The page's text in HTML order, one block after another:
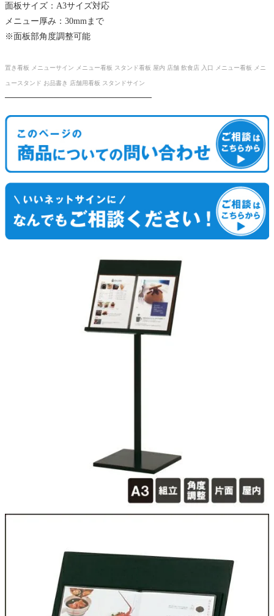
面板サイズ：A3サイズ対応
メニュー厚み：30mmまで
※面板部角度調整可能
置き看板 メニューサイン メニュー看板 スタンド看板 屋内 店舗 飲食店 入口 メニュー看板 メニ
ュースタンド お品書き 店舗用看板 スタンドサイン
────────────────────────